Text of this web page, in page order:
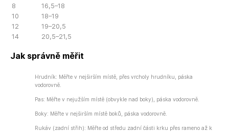
8
16,5–18
10
18–19
12
19–20,5
14
20,5–21,5
Jak správně měřit
Hrudník: Měřte v nejširším místě, přes vrcholy hrudníku, páska
vodorovně.
Pas: Měřte v nejužším místě (obvykle nad boky), páska vodorovně.
Boky: Měřte v nejširším místě boků, páska vodorovně.
Rukáv (zadní střih): Měřte od středu zadní části krku přes rameno až k